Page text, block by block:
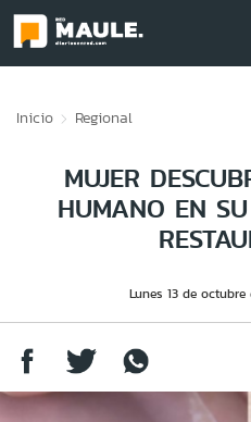
Inicio Regional
MUJER
HUMANO EN
Lunes 13 de octubre